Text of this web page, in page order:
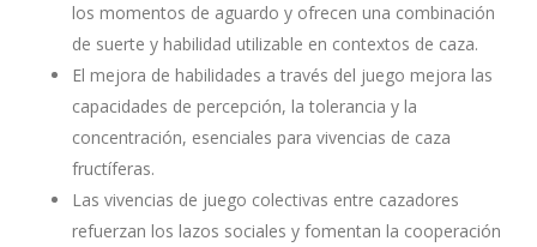
los momentos de aguardo y ofrecen una combinación
de suerte y habilidad utilizable en contextos de caza.
El mejora de habilidades a través del juego mejora las
capacidades de percepción, la tolerancia y la
concentración, esenciales para vivencias de caza
fructíferas.
Las vivencias de juego colectivas entre cazadores
refuerzan los lazos sociales y fomentan la cooperación